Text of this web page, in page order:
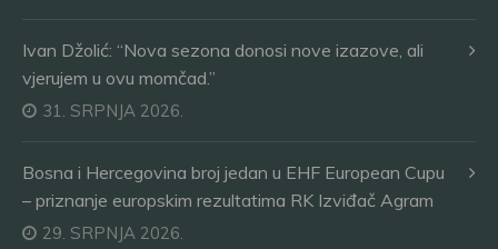
Ivan Džolić: “Nova sezona donosi nove izazove, ali
vjerujem u ovu momčad.”
31. SRPNJA 2026.
Bosna i Hercegovina broj jedan u EHF European Cupu
– priznanje europskim rezultatima RK Izviđač Agram
29. SRPNJA 2026.